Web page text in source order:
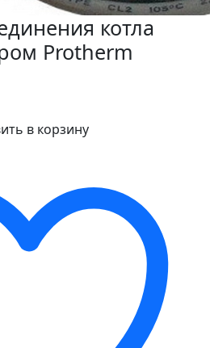
котла
Protherm
в корзину